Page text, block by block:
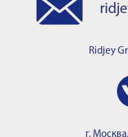
Ridjey
г. Москва,